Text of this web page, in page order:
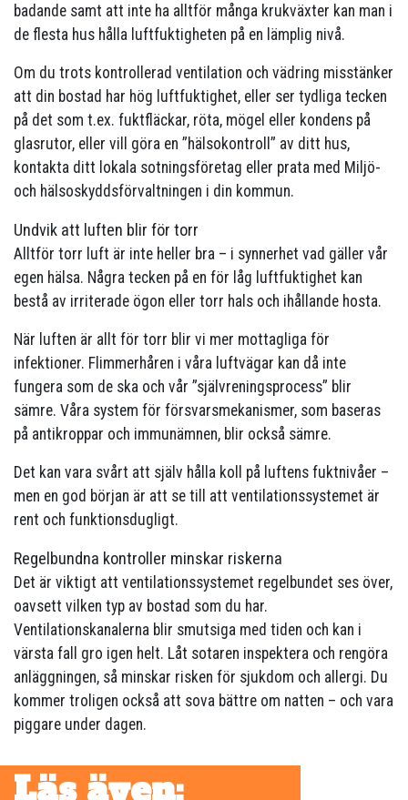
badande samt att inte ha alltför många krukväxter kan man i
de flesta hus hålla luftfuktigheten på en lämplig nivå.
Om du trots kontrollerad ventilation och vädring misstänker
att din bostad har hög luftfuktighet, eller ser tydliga tecken
på det som t.ex. fuktfläckar, röta, mögel eller kondens på
glasrutor, eller vill göra en ”hälsokontroll” av ditt hus,
kontakta ditt lokala sotningsföretag eller prata med Miljö-
och hälsoskyddsförvaltningen i din kommun.
Undvik att luften blir för torr
Alltför torr luft är inte heller bra – i synnerhet vad gäller vår
egen hälsa. Några tecken på en för låg luftfuktighet kan
bestå av irriterade ögon eller torr hals och ihållande hosta.
När luften är allt för torr blir vi mer mottagliga för
infektioner. Flimmerhåren i våra luftvägar kan då inte
fungera som de ska och vår ”självreningsprocess” blir
sämre. Våra system för försvarsmekanismer, som baseras
på antikroppar och immunämnen, blir också sämre.
Det kan vara svårt att själv hålla koll på luftens fuktnivåer –
men en god början är att se till att ventilationssystemet är
rent och funktionsdugligt.
Regelbundna kontroller minskar riskerna
Det är viktigt att ventilationssystemet regelbundet ses över,
oavsett vilken typ av bostad som du har.
Ventilationskanalerna blir smutsiga med tiden och kan i
värsta fall gro igen helt. Låt sotaren inspektera och rengöra
anläggningen, så minskar risken för sjukdom och allergi. Du
kommer troligen också att sova bättre om natten – och vara
piggare under dagen.
Läs även: